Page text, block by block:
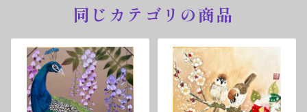
同じカテゴリの商品